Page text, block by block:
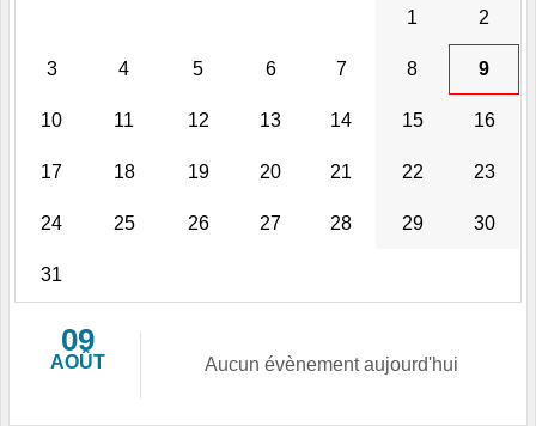
1 2
3 4 5 6 7 8 9
10 11 12 13 14 15 16
17 18 19 20 21 22 23
24 25 26 27 28 29 30
31
09
AOÛT Aucun évènement aujourd'hui